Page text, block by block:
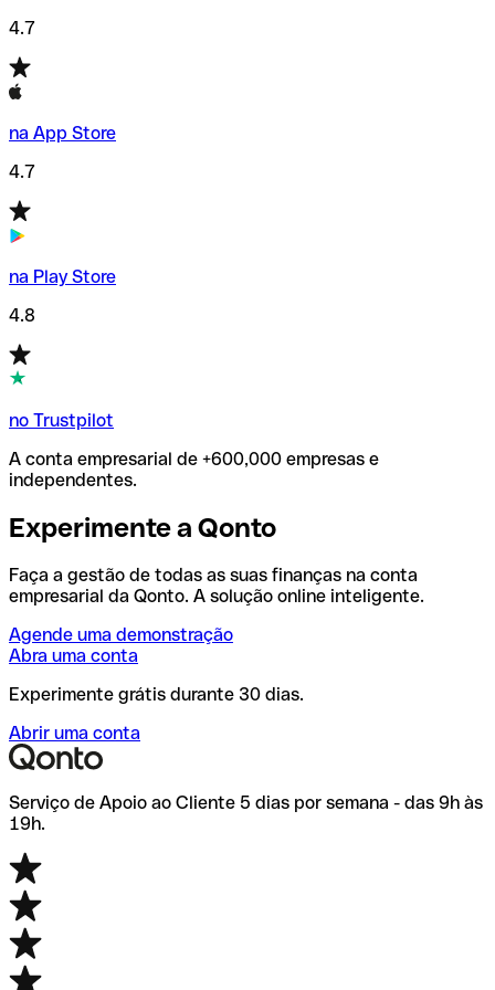
4.7
na App Store
4.7
na Play Store
4.8
no Trustpilot
A conta empresarial de +600,000 empresas e
independentes.
Experimente a Qonto
Faça a gestão de todas as suas finanças na conta
empresarial da Qonto. A solução online inteligente.
Agende uma demonstração
Abra uma conta
Experimente grátis durante 30 dias.
Abrir uma conta
Serviço de Apoio ao Cliente 5 dias por semana - das 9h às
19h.